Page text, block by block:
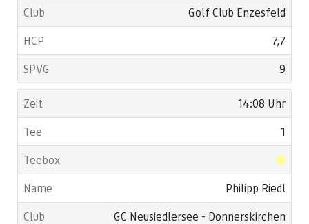
Golf Club Enzesfeld
7,7
9
14:08 Uhr
1
Philipp Riedl
GC Neusiedlersee - Donnerskirchen